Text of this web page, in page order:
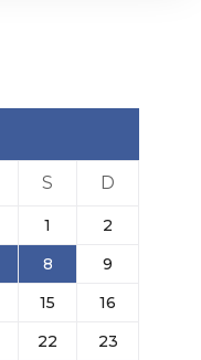
S D
1
2
8
9
15
16
22
23